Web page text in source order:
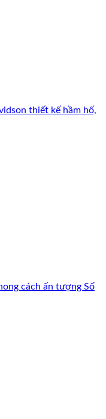
thiết kế hầm hố,
cách ấn tượng Số